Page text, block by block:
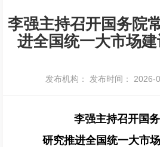
李强主持召开国务院
进全国统一大市场
发布机构： 发布时间： 2026-
李强主持召开国
研究推进全国统一大市